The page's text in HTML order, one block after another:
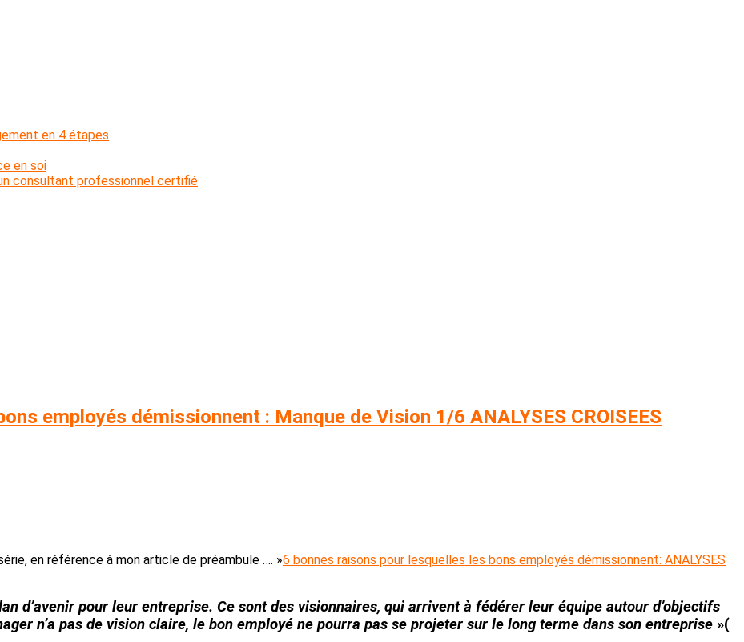
en 4 étapes
en soi
consultant professionnel certifié
employés démissionnent : Manque de Vision 1/6 ANALYSES CROISEES
en référence à mon article de préambule …. »6 bonnes raisons pour lesquelles les bons employés démissionnent: ANALYSES
d’avenir pour leur entreprise. Ce sont des visionnaires, qui arrivent à fédérer leur équipe autour d’objectifs
n’a pas de vision claire, le bon employé ne pourra pas se projeter sur le long terme dans son entreprise »(